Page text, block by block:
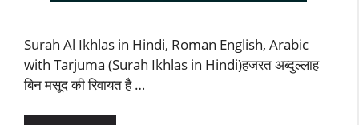
Surah Al Ikhlas in Hindi, Roman English, Arabic
with Tarjuma (Surah Ikhlas in Hindi)हजरत अब्दुल्लाह
बिन मसूद की रिवायत है …